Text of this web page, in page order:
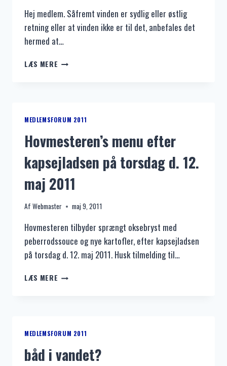
Hej medlem. Såfremt vinden er sydlig eller østlig
retning eller at vinden ikke er til det, anbefales det
hermed at…
LÆS MERE BÅLET
JUNI
2011,
OG
LIDT
OM
KAPSEJLADS.
MEDLEMSFORUM 2011
Hovmesteren’s menu efter
kapsejladsen på torsdag d. 12.
maj 2011
Af Webmaster maj 9, 2011
Hovmesteren tilbyder sprængt oksebryst med
peberrodssouce og nye kartofler, efter kapsejladsen
på torsdag d. 12. maj 2011. Husk tilmelding til…
LÆS MERE HOVMESTEREN’S
D.
MAJ
MEDLEMSFORUM 2011
båd i vandet?